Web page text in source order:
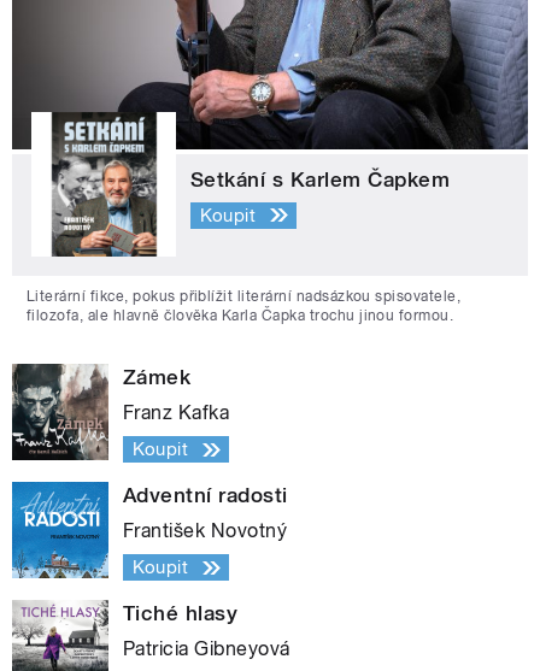
Setkání s Karlem Čapkem
Koupit
Literární fikce, pokus přiblížit literární nadsázkou spisovatele,
filozofa, ale hlavně člověka Karla Čapka trochu jinou formou.
Zámek
Franz Kafka
Koupit
Adventní radosti
František Novotný
Koupit
Tiché hlasy
Patricia Gibneyová